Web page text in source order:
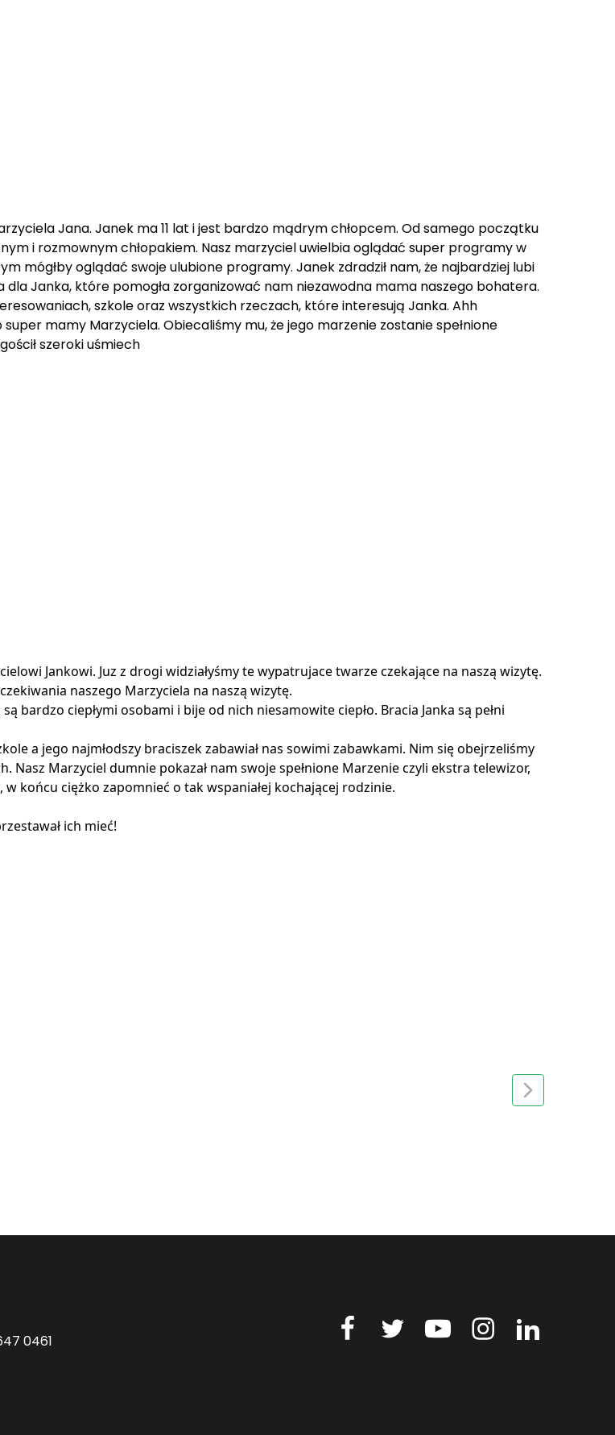
Jana. Janek ma 11 lat i jest bardzo mądrym chłopcem. Od samego początku
i rozmownym chłopakiem. Nasz marzyciel uwielbia oglądać super programy w
mógłby oglądać swoje ulubione programy. Janek zdradził nam, że najbardziej lubi
dla Janka, które pomogła zorganizować nam niezawodna mama naszego bohatera.
szkole oraz wszystkich rzeczach, które interesują Janka. Ahh
mamy Marzyciela. Obiecaliśmy mu, że jego marzenie zostanie spełnione
szeroki uśmiech
Jankowi. Juz z drogi widziałyśmy te wypatrujace twarze czekające na naszą wizytę.
naszego Marzyciela na naszą wizytę.
bardzo ciepłymi osobami i bije od nich niesamowite ciepło. Bracia Janka są pełni
a jego najmłodszy braciszek zabawiał nas sowimi zabawkami. Nim się obejrzeliśmy
Nasz Marzyciel dumnie pokazał nam swoje spełnione Marzenie czyli ekstra telewizor,
w końcu ciężko zapomnieć o tak wspaniałej kochającej rodzinie.
ich mieć!
0461